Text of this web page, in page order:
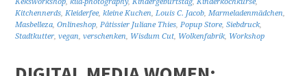
Keksworkshop,kila-photography,Kindergeburtstag,Kinderkochkurse,
Kitchennerds,Kleiderfee,kleine Kuchen,Louis C. Jacob,Marmeladenmädchen,
Masbelleza,Onlineshop,Pâtissier Juliane Thies,Popup Store,Siebdruck,
Stadtkutter,vegan,verschenken, Wisdum Cut, Wolkenfabrik, Workshop